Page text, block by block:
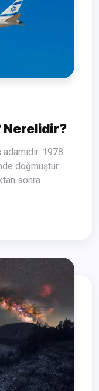
Nerelidir?
doğmuştur.
sonra